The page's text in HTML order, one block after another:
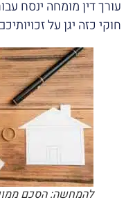
עורך דין מומחה ינסח
חוקי כזה יגן על
להמחשה: הסכם